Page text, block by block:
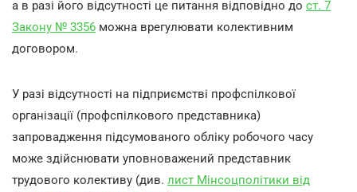
а в разі його відсутності це питання відповідно до ст. 7
Закону № 3356 можна врегулювати колективним
договором.
У разі відсутності на підприємстві профспілкової
організації (профспілкового представника)
запровадження підсумованого обліку робочого часу
може здійснювати уповноважений представник
трудового колективу (див. лист Мінсоцполітики від